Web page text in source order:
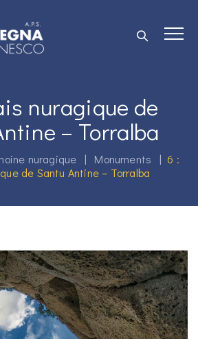
nuragique de
– Torralba
nuragique | Monuments | 6 :
de Santu Antine – Torralba